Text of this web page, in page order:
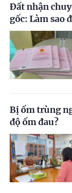
Đất nhận
gốc: Làm sao
Bị ốm trùng
độ ốm đau?